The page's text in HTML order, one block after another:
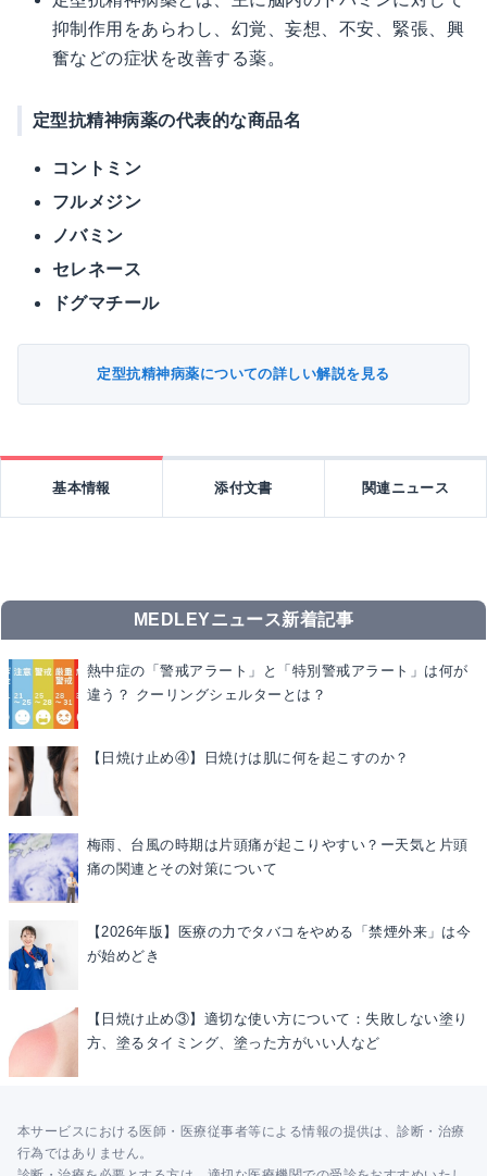
抑制作用をあらわし、幻覚、妄想、不安、緊張、興
奮などの症状を改善する薬。
定型抗精神病薬の代表的な商品名
コントミン
フルメジン
ノバミン
セレネース
ドグマチール
定型抗精神病薬についての詳しい解説を見る
基本情報 添付文書 関連ニュース
MEDLEYニュース新着記事
熱中症の「警戒アラート」と「特別警戒アラート」は何が
違う？ クーリングシェルターとは？
【日焼け止め④】日焼けは肌に何を起こすのか？
梅雨、台風の時期は片頭痛が起こりやすい？ー天気と片頭
痛の関連とその対策について
【2026年版】医療の力でタバコをやめる「禁煙外来」は今
が始めどき
【日焼け止め③】適切な使い方について：失敗しない塗り
方、塗るタイミング、塗った方がいい人など
本サービスにおける医師・医療従事者等による情報の提供は、診断・治療
行為ではありません。